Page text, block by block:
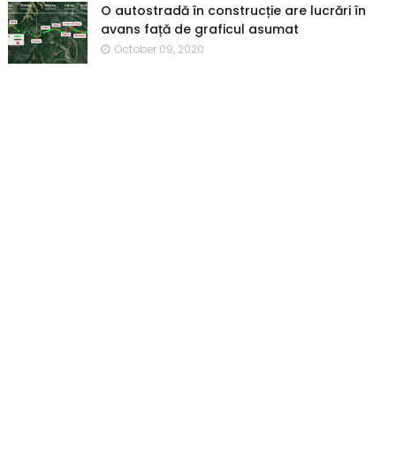
O autostradă în construcție are lucrări în
avans față de graficul asumat
October 09, 2020